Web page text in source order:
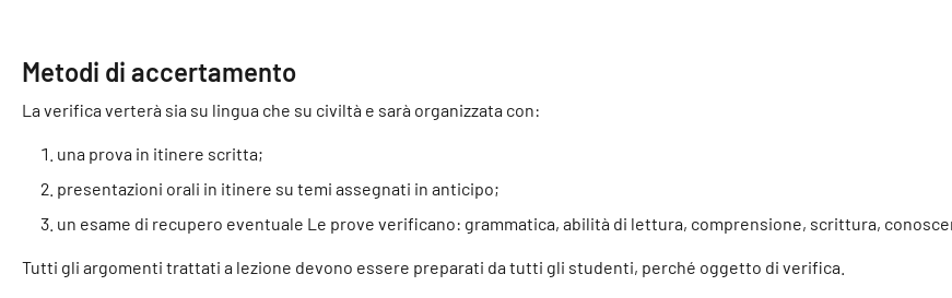
Metodi di accertamento
La verifica verterà sia su lingua che su civiltà e sarà organizzata con:
una prova in itinere scritta;
presentazioni orali in itinere su temi assegnati in anticipo;
un esame di recupero eventuale Le prove verificano: grammatica, abilità di lettura, comprensione, scrittura,
Tutti gli argomenti trattati a lezione devono essere preparati da tutti gli studenti, perché oggetto di verifica.